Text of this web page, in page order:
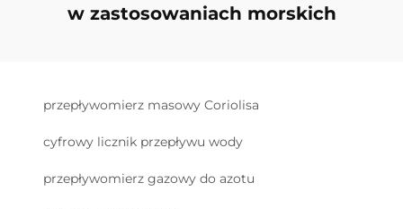
w zastosowaniach morskich
przepływomierz masowy Coriolisa
cyfrowy licznik przepływu wody
przepływomierz gazowy do azotu